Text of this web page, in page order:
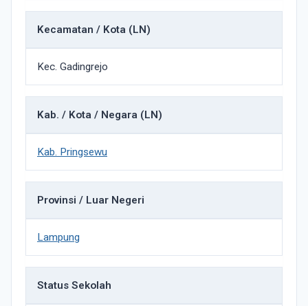
Kecamatan / Kota (LN)
Kec. Gadingrejo
Kab. / Kota / Negara (LN)
Kab. Pringsewu
Provinsi / Luar Negeri
Lampung
Status Sekolah